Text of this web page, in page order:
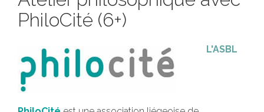
PhiloCité (6+)
L'ASBL